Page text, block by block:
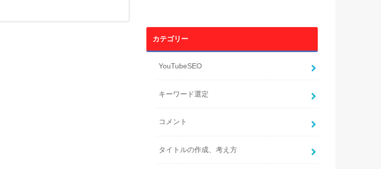
カテゴリー
YouTubeSEO
キーワード選定
コメント
タイトルの作成、考え方